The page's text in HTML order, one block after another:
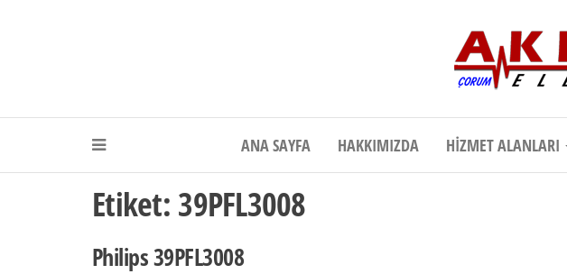
Akdeniz Elektronik
ANA SAYFA HAKKIMIZDA HIZMET ALANLARI
Etiket: 39PFL3008
Philips 39PFL3008